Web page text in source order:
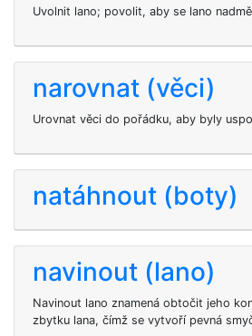
Uvolnit lano; povolit, aby se lano
narovnat (věci)
Urovnat věci do pořádku, aby byly
natáhnout (boty)
navinout (lano)
Navinout lano znamená obtočit jeho
zbytku lana, čímž se vytvoří pevná